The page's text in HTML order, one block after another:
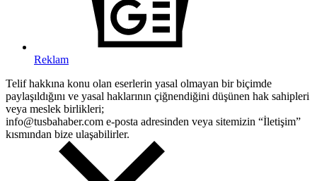
Reklam
Telif hakkına konu olan eserlerin yasal olmayan bir biçimde
paylaşıldığını ve yasal haklarının çiğnendiğini düşünen hak sahipleri
veya meslek birlikleri;
info@tusbahaber.com e-posta adresinden veya sitemizin “İletişim”
kısmından bize ulaşabilirler.